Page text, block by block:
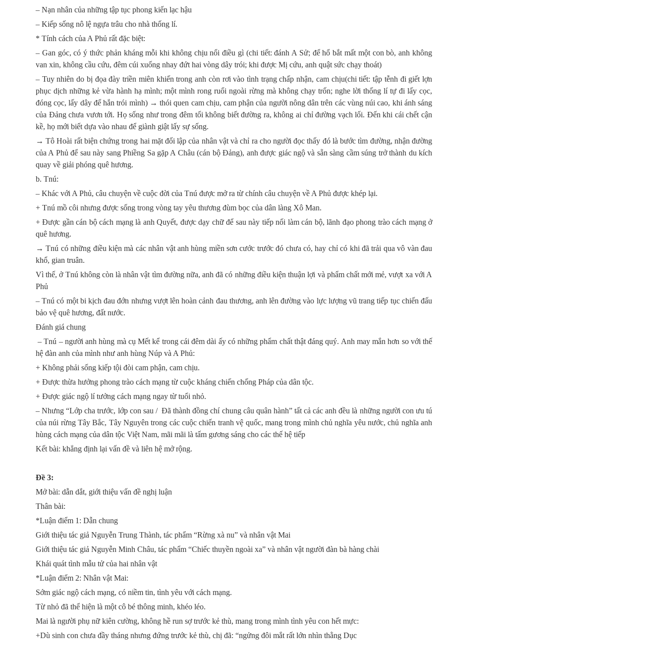
– Nạn nhân của những tập tục phong kiến lạc hậu
– Kiếp sống nô lệ ngựa trâu cho nhà thống lí.
* Tính cách của A Phủ rất đặc biệt:
– Gan góc, có ý thức phản kháng mỗi khi không chịu nổi điều gì (chi tiết: đánh A Sử; để hổ bắt mất một con bò, anh không
van xin, không cầu cứu, đêm cúi xuống nhay đứt hai vòng dây trói; khi được Mị cứu, anh quật sức chạy thoát)
– Tuy nhiên do bị đọa đày triền miên khiến trong anh còn rơi vào tình trạng chấp nhận, cam chịu(chi tiết: tập tễnh đi giết lợn
phục dịch những kẻ vừa hành hạ mình; một mình rong ruổi ngoài rừng mà không chạy trốn; nghe lời thống lí tự đi lấy cọc,
đóng cọc, lấy dây để hắn trói mình) → thói quen cam chịu, cam phận của người nông dân trên các vùng núi cao, khi ánh sáng
của Đảng chưa vươn tới. Họ sống như trong đêm tối không biết đường ra, không ai chỉ đường vạch lối. Đến khi cái chết cận
kề, họ mới biết dựa vào nhau để giành giật lấy sự sống.
→ Tô Hoài rất biện chứng trong hai mặt đối lập của nhân vật và chỉ ra cho người đọc thấy đó là bước tìm đường, nhận đường
của A Phủ để sau này sang Phiềng Sa gặp A Châu (cán bộ Đảng), anh được giác ngộ và sẵn sàng cầm súng trở thành du kích
quay về giải phóng quê hương.
b. Tnú:
– Khác với A Phủ, câu chuyện về cuộc đời của Tnú được mở ra từ chính câu chuyện về A Phủ được khép lại.
+ Tnú mồ côi nhưng được sống trong vòng tay yêu thương đùm bọc của dân làng Xô Man.
+ Được gần cán bộ cách mạng là anh Quyết, được dạy chữ để sau này tiếp nối làm cán bộ, lãnh đạo phong trào cách mạng ở
quê hương.
→ Tnú có những điều kiện mà các nhân vật anh hùng miền sơn cước trước đó chưa có, hay chỉ có khi đã trải qua vô vàn đau
khổ, gian truân.
Vì thế, ở Tnú không còn là nhân vật tìm đường nữa, anh đã có những điều kiện thuận lợi và phẩm chất mới mẻ, vượt xa với A
Phủ
– Tnú có một bi kịch đau đớn nhưng vượt lên hoàn cảnh đau thương, anh lên đường vào lực lượng vũ trang tiếp tục chiến đấu
bảo vệ quê hương, đất nước.
Đánh giá chung
– Tnú – người anh hùng mà cụ Mết kể trong cái đêm dài ấy có những phẩm chất thật đáng quý. Anh may mắn hơn so với thế
hệ đàn anh của mình như anh hùng Núp và A Phủ:
+ Không phải sống kiếp tội đòi cam phận, cam chịu.
+ Được thừa hưởng phong trào cách mạng từ cuộc kháng chiến chống Pháp của dân tộc.
+ Được giác ngộ lí tưởng cách mạng ngay từ tuổi nhỏ.
– Nhưng “Lớp cha trước, lớp con sau / Đã thành đồng chí chung câu quân hành” tất cả các anh đều là những người con ưu tú
của núi rừng Tây Bắc, Tây Nguyên trong các cuộc chiến tranh vệ quốc, mang trong mình chủ nghĩa yêu nước, chủ nghĩa anh
hùng cách mạng của dân tộc Việt Nam, mãi mãi là tấm gương sáng cho các thế hệ tiếp
Kết bài: khẳng định lại vấn đề và liên hệ mở rộng.
Đề 3:
Mở bài: dẫn dắt, giới thiệu vấn đề nghị luận
Thân bài:
*Luận điểm 1: Dẫn chung
Giới thiệu tác giả Nguyễn Trung Thành, tác phẩm “Rừng xà nu” và nhân vật Mai
Giới thiệu tác giả Nguyễn Minh Châu, tác phẩm “Chiếc thuyền ngoài xa” và nhân vật người đàn bà hàng chài
Khái quát tình mẫu tử của hai nhân vật
*Luận điểm 2: Nhân vật Mai:
Sớm giác ngộ cách mạng, có niềm tin, tình yêu với cách mạng.
Từ nhỏ đã thể hiện là một cô bé thông minh, khéo léo.
Mai là người phụ nữ kiên cường, không hề run sợ trước kẻ thù, mang trong mình tình yêu con hết mực:
+Dù sinh con chưa đầy tháng nhưng đứng trước kẻ thù, chị đã: “ngửng đôi mắt rất lớn nhìn thằng Dục